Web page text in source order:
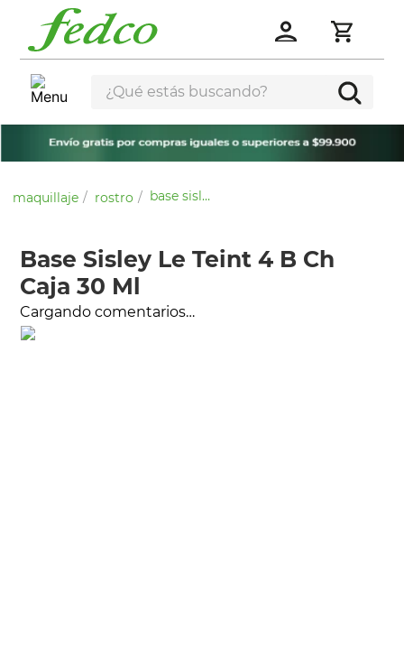
¿Qué estás buscando?
maquillaje rostro base sisley le teint 4 b ch caja 30 ml
Base Sisley Le Teint 4 B Ch
Caja 30 Ml
Cargando comentarios…